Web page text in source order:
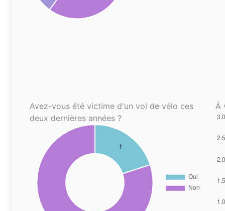
Avez-vous été victime d'un vol de vélo ces
deux dernières années ?
À